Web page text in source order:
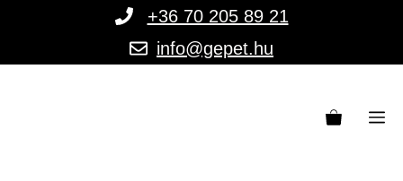
+36 70 205 89 21
info@gepet.hu